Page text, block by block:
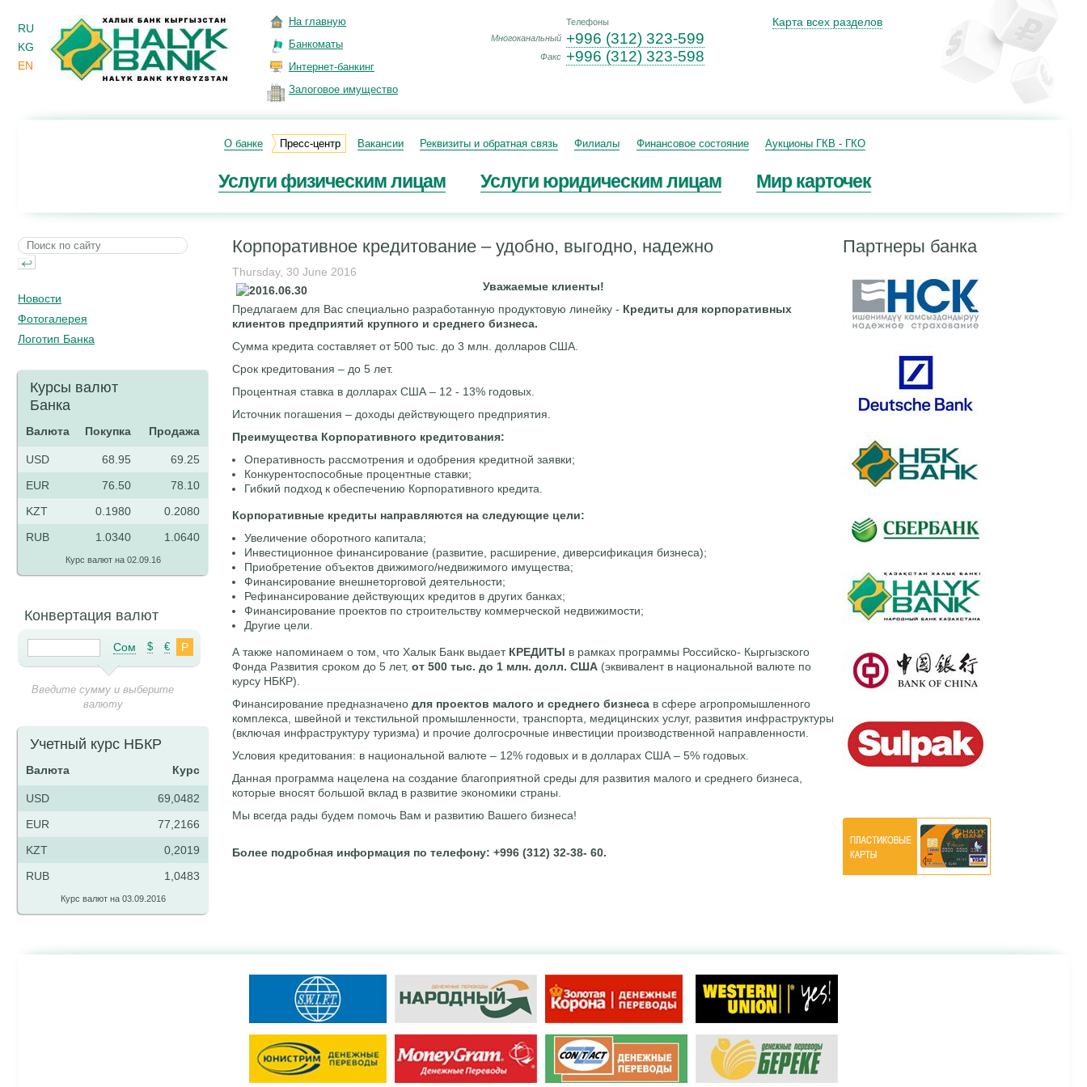
RU
KG
EN
На главную
Банкоматы
Интернет-банкинг
Залоговое имущество
Многоканальный
Факс
Телефоны
+996 (312) 323-599
+996 (312) 323-598
Карта всех разделов
О банке Пресс-центр Вакансии Реквизиты и обратная связь Филиалы Финансовое состояние Аукционы ГКВ - ГКО
Услуги физическим лицам Услуги юридическим лицам Мир карточек
Корпоративное кредитование – удобно, выгодно, надежно
Thursday, 30 June 2016
Уважаемые клиенты!
Предлагаем для Вас специально разработанную продуктовую линейку - Кредиты для корпоративных
клиентов предприятий крупного и среднего бизнеса.
Сумма кредита составляет от 500 тыс. до 3 млн. долларов США.
Срок кредитования – до 5 лет.
Процентная ставка в долларах США – 12 - 13% годовых.
Источник погашения – доходы действующего предприятия.
Преимущества Корпоративного кредитования:
Оперативность рассмотрения и одобрения кредитной заявки;
Конкурентоспособные процентные ставки;
Гибкий подход к обеспечению Корпоративного кредита.
Корпоративные кредиты направляются на следующие цели:
Увеличение оборотного капитала;
Инвестиционное финансирование (развитие, расширение, диверсификация бизнеса);
Приобретение объектов движимого/недвижимого имущества;
Финансирование внешнеторговой деятельности;
Рефинансирование действующих кредитов в других банках;
Финансирование проектов по строительству коммерческой недвижимости;
Другие цели.
А также напоминаем о том, что Халык Банк выдает КРЕДИТЫ в рамках программы Российско- Кыргызского
Фонда Развития сроком до 5 лет, от 500 тыс. до 1 млн. долл. США (эквивалент в национальной валюте по
курсу НБКР).
Финансирование предназначено для проектов малого и среднего бизнеса в сфере агропромышленного
комплекса, швейной и текстильной промышленности, транспорта, медицинских услуг, развития инфраструктуры
(включая инфраструктуру туризма) и прочие долгосрочные инвестиции производственной направленности.
Условия кредитования: в национальной валюте – 12% годовых и в долларах США – 5% годовых.
Данная программа нацелена на создание благоприятной среды для развития малого и среднего бизнеса,
которые вносят большой вклад в развитие экономики страны.
Мы всегда рады будем помочь Вам и развитию Вашего бизнеса!
Более подробная информация по телефону: +996 (312) 32-38- 60.
Новости
Фотогалерея
Логотип Банка
Курсы валют
Банка
Валюта Покупка Продажа
USD 68.95
69.25
EUR
76.50
78.10
KZT
0.1980
0.2080
RUB
1.0340 1.0640
Курс валют на 02.09.16
Конвертация валют
Сом $ € Р
Введите сумму и выберите
валюту
Учетный курс НБКР
Валюта Курс
USD
69,0482
EUR
77,2166
KZT
0,2019
RUB
1,0483
Курс валют на 03.09.2016
Партнеры банка